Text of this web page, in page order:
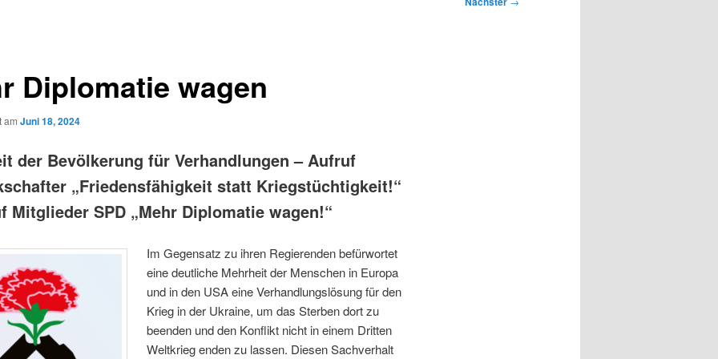
Diplomatie wagen
am Juni 18, 2024
der Bevölkerung für Verhandlungen – Aufruf
„Friedensfähigkeit statt Kriegstüchtigkeit!“
Mitglieder SPD „Mehr Diplomatie wagen!“
Im Gegensatz zu ihren Regierenden befürwortet
eine deutliche Mehrheit der Menschen in Europa
und in den USA eine Verhandlungslösung für den
Krieg in der Ukraine, um das Sterben dort zu
beenden und den Konflikt nicht in einem Dritten
Weltkrieg enden zu lassen. Diesen Sachverhalt